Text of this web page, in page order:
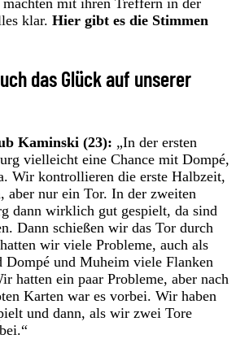
klar. Hier gibt es die Stimmen
das Glück auf unserer
Kaminski (23): „In der ersten
vielleicht eine Chance mit Dompé,
Wir kontrollieren die erste Halbzeit,
aber nur ein Tor. In der zweiten
dann wirklich gut gespielt, da sind
Dann schießen wir das Tor durch
wir viele Probleme, auch als
Dompé und Muheim viele Flanken
hatten ein paar Probleme, aber nach
Karten war es vorbei. Wir haben
und dann, als wir zwei Tore